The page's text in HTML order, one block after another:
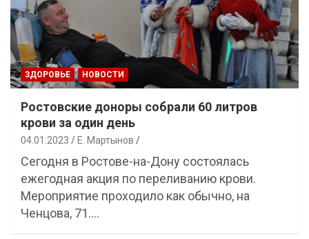
ЗДОРОВЬЕ НОВОСТИ
Ростовские доноры собрали 60 литров
крови за один день
04.01.2023 Е. Мартынов
Сегодня в Ростове-на-Дону состоялась
ежегодная акция по переливанию крови.
Мероприятие проходило как обычно, на
Ченцова, 71.…